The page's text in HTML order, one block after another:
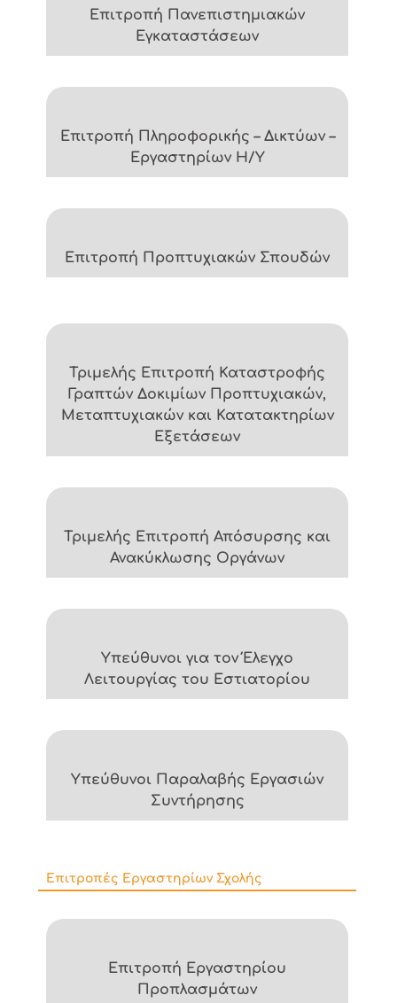
Επιτροπή Πανεπιστημιακών
Εγκαταστάσεων
Επιτροπή Πληροφορικής – Δικτύων –
Εργαστηρίων Η/Υ
Επιτροπή Προπτυχιακών Σπουδών
Τριμελής Επιτροπή Καταστροφής
Γραπτών Δοκιμίων Προπτυχιακών,
Μεταπτυχιακών και Κατατακτηρίων
Εξετάσεων
Τριμελής Επιτροπή Απόσυρσης και
Ανακύκλωσης Οργάνων
Υπεύθυνοι για τον Έλεγχο
Λειτουργίας του Εστιατορίου
Υπεύθυνοι Παραλαβής Εργασιών
Συντήρησης
Επιτροπές Εργαστηρίων Σχολής
Επιτροπή Εργαστηρίου
Προπλασμάτων